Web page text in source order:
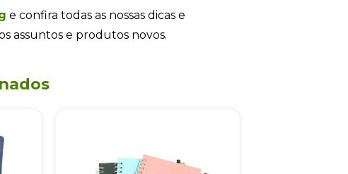
e confira todas as nossas dicas e
assuntos e produtos novos.
+55
momento.